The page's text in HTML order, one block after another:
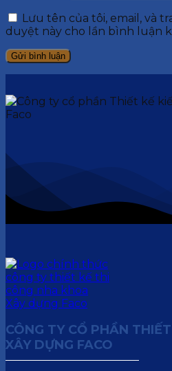
Lưu tên của tôi, email, và
duyệt này cho lần bình luận
CÔNG TY CỔ PHẦN
XÂY DỰNG FACO